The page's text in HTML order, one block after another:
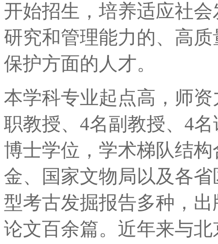
开始招生，培养适应社
研究和管理能力的、高
保护方面的人才。
本学科专业起点高，师
职教授、4名副教授、4
博士学位，学术梯队结
金、国家文物局以及各
型考古发掘报告多种，
论文百余篇。近年来与